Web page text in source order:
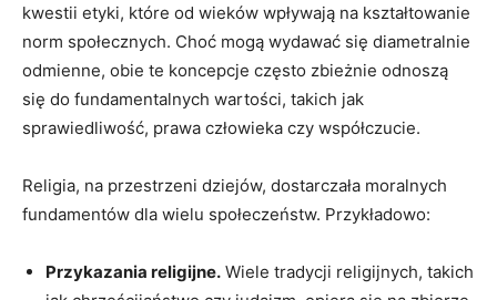
kwestii etyki, ​które od wieków wpływają na ⁣kształtowanie
norm społecznych. Choć ⁤mogą wydawać się diametralnie
odmienne, obie te​ koncepcje często zbieżnie odnoszą
się do fundamentalnych wartości, takich jak‌
sprawiedliwość, prawa⁣ człowieka⁤ czy współczucie.
Religia, ⁢na przestrzeni dziejów, dostarczała moralnych
fundamentów dla wielu społeczeństw. Przykładowo:
Przykazania religijne. ‍Wiele⁢ tradycji religijnych, takich